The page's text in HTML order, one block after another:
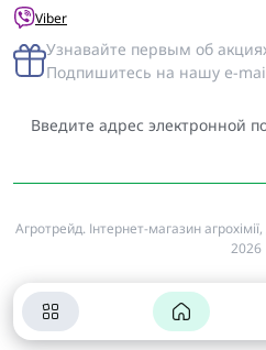
Viber
Узнавайте первым об
Подпишитесь на нашу e-
Агротрейд. Інтернет-магазин
2026